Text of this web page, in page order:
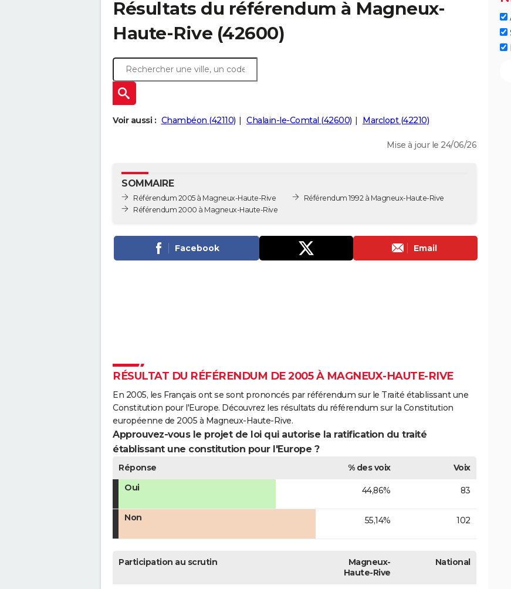
Résultats du référendum à Magneux-
Haute-Rive (42600)
Voir aussi : Chambéon (42110) Chalain-le-Comtal (42600) Marclopt (42210)
Mise à jour le 24/06/26
SOMMAIRE
Référendum 2005 à Magneux-Haute-Rive
Référendum 2000 à Magneux-Haute-Rive
Référendum 1992 à Magneux-Haute-Rive
Facebook Email
RÉSULTAT DU RÉFÉRENDUM DE 2005 À MAGNEUX-HAUTE-RIVE
En 2005, les Français ont se sont prononcés par référendum sur le Traité établissant une
Constitution pour l'Europe. Découvrez les résultats du référendum sur la Constitution
européenne de 2005 à Magneux-Haute-Rive.
Approuvez-vous le projet de loi qui autorise la ratification du traité
établissant une constitution pour l'Europe ?
Réponse % des voix
Voix
Oui
44,86% 83
Non 55,14% 102
Participation au scrutin
Magneux-
Haute-Rive
National